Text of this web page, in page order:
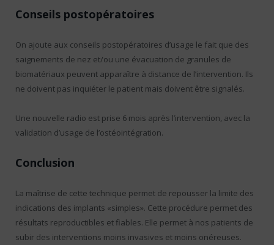
Conseils postopératoires
On ajoute aux conseils postopératoires d’usage le fait que des
saignements de nez et/ou une évacuation de granules de
biomatériaux peuvent apparaître à distance de l’intervention. Ils
ne doivent pas inquiéter le patient mais doivent être signalés.
Une nouvelle radio est prise 6 mois après l’intervention, avec la
validation d’usage de l’ostéointégration.
Conclusion
La maîtrise de cette technique permet de repousser la limite des
indications des implants «simples». Cette procédure permet des
résultats reproductibles et fiables. Elle permet à nos patients de
subir des interventions moins invasives et moins onéreuses.